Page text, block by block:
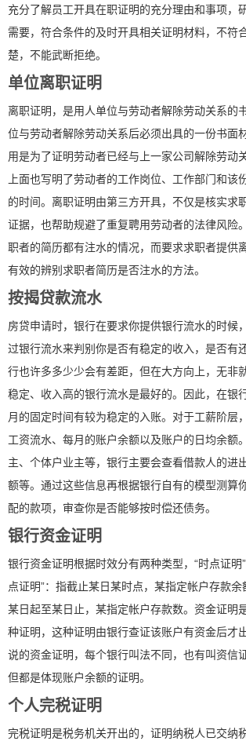
充分了解员工开具在职证明的充分理由和事项，
需要，符合条件的及时开具相关证明材料，不符
楚，不能武断拒绝。
单位离职证明
离职证明，是用人单位与劳动者解除劳动关系的
位与劳动者解除劳动关系后必须出具的一份书面
用是为了证明劳动者已经与上一家公司解除劳动
上面也写明了劳动者的工作岗位、工作部门和该
的时间。离职证明由第三方开具，不仅是核实求
证据，也帮助规避了重复聘用劳动者的法律风险
职者的简历都有注水的情况，而要求求职者提供
有效的辨别求职者简历是否注水的方法。
按揭贷款流水
房贷申请时，银行在要求你提供银行流水的时候
过银行流水来判别你是否有稳定的收入，是否有
行也许多多少少会有差距，但在大方向上，无非
稳定、收入高的银行流水是最好的。因此，在银
月的固定时间有较为稳定的入账。对于工薪阶层
工资流水、每月的账户余额以及账户的日均余额
主、个体户业主等，银行主要会查看借款人的进
额等。通过这些信息再根据银行自有的模型测算
配的款项，审查你是否能够按时偿还债务。
银行资金证明
银行资金证明根据时效分有两种类型，“时点证明
点证明”：指截止某日某时点，某指定帐户存款余
某日起至某日止，某指定帐户存款数。资金证明
种证明，这种证明由银行查证该账户有资金后才
说的资金证明，每个银行叫法不同，也有叫资信
但都是体现账户余额的证明。
个人完税证明
完税证明是税务机关开出的，证明纳税人已交纳